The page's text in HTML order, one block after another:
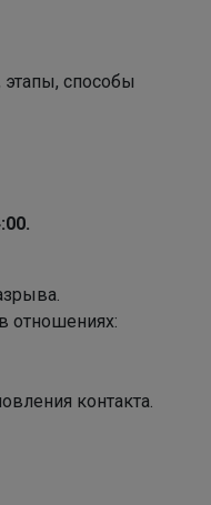
способы
отношениях:
контакта.